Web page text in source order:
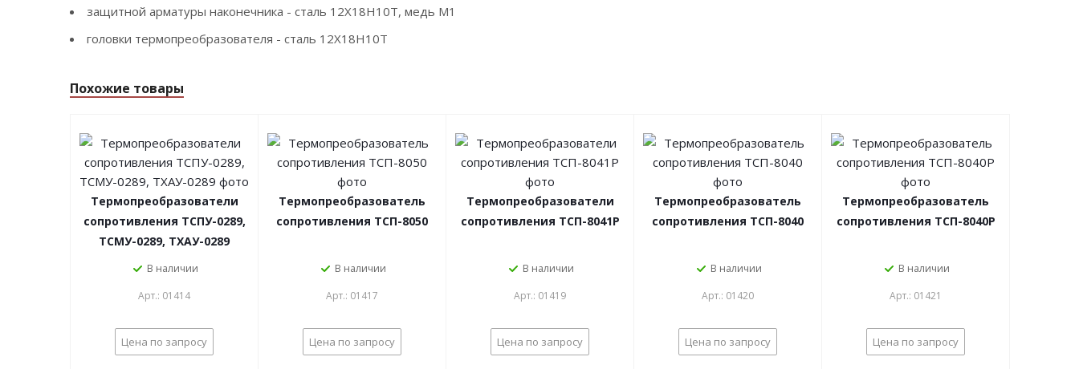
защитной арматуры наконечника - сталь 12Х18Н10Т, медь М1
головки термопреобразователя - сталь 12Х18Н10Т
Похожие товары
Термопреобразователи
сопротивления ТСПУ-0289,
ТСМУ-0289, ТХАУ-0289
В наличии
Арт.: 01414
Цена по запросу
Термопреобразователь
сопротивления ТСП-8050
В наличии
Арт.: 01417
Цена по запросу
Термопреобразователи
сопротивления ТСП-8041Р
В наличии
Арт.: 01419
Цена по запросу
Термопреобразователь
сопротивления ТСП-8040
В наличии
Арт.: 01420
Цена по запросу
Термопреобразователь
сопротивления ТСП-8040Р
В наличии
Арт.: 01421
Цена по запросу